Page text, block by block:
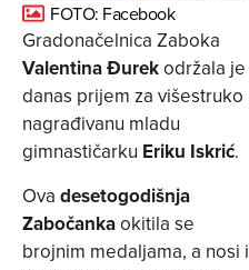
FOTO: Facebook
Gradonačelnica Zaboka
Valentina Đurekodržala je
danas prijem za višestruko
nagrađivanu mladu
gimnastičarku Eriku Iskrić.
Ova desetogodišnja
Zabočankaokitila se
brojnim medaljama, a nosi i